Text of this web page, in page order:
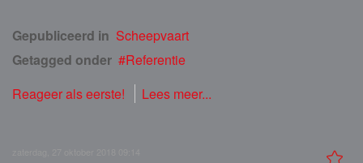
Gepubliceerd in Scheepvaart
Getagged onder
Referentie
Reageer als eerste!
Lees meer...